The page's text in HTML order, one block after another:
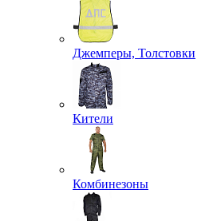
Джемперы, Толстовки
Кители
Комбинезоны